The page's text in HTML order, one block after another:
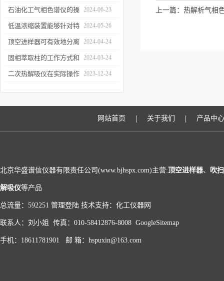
部分及具体工作流程分析
石油化工气相色谱仪的操
作要点详细分析
2024-06-23
低温浓缩装置能够针对特
定的目标组分进行有效浓
缩
2024-05-26
顶空进样器可有效地分离
和富集样品中的挥发性成
分
2024-04-24
固相萃取柱的工作方式和
应用场景
2024-03-24
二次热解吸仪在实际操作 2023-12-24
上一篇： 热解析气相
网站首页 | 关于我们 | 产品中心
北京华盛谱信仪器有限责任公司(www.bjhspx.com)主营:顶空进样器、 吹
解吸仪等产品
总流量：592251 管理登陆 技术支持： 化工仪器网
联系人：刘小姐 传真：010-58412876-8008 GoogleSitemap
手机：18611781901 邮 箱：hspuxin@163.com